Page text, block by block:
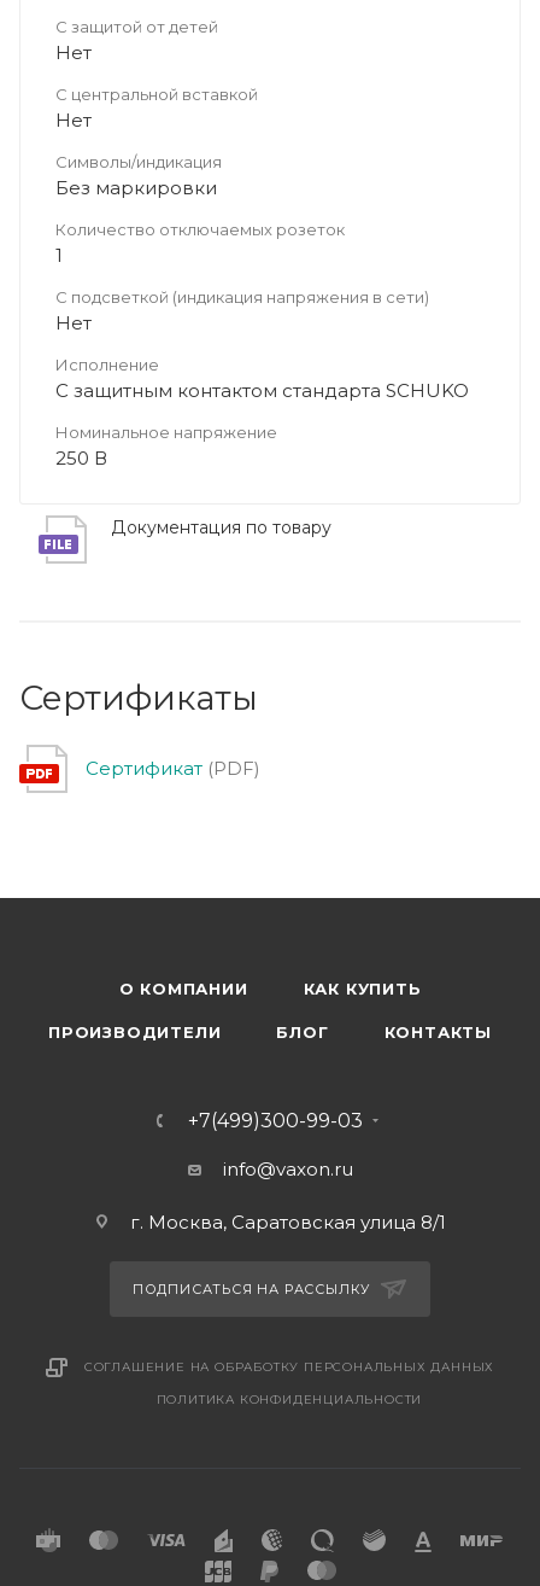
С защитой от детей
Нет
С центральной вставкой
Нет
Символы/индикация
Без маркировки
Количество отключаемых розеток
1
С подсветкой (индикация напряжения в сети)
Нет
Исполнение
С защитным контактом стандарта SCHUKO
Номинальное напряжение
250 В
Документация по товару
Сертификаты
Сертификат (PDF)
О КОМПАНИИ КАК КУПИТЬ
ПРОИЗВОДИТЕЛИ БЛОГ КОНТАКТЫ
+7(499)300-99-03
info@vaxon.ru
г. Москва, Саратовская улица 8/1
ПОДПИСАТЬСЯ НА РАССЫЛКУ
СОГЛАШЕНИЕ НА ОБРАБОТКУ ПЕРСОНАЛЬНЫХ ДАННЫХ
ПОЛИТИКА КОНФИДЕНЦИАЛЬНОСТИ